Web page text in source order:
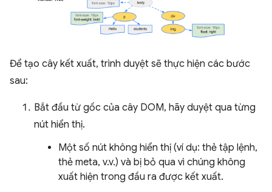
Để tạo cây kết xuất, trình duyệt sẽ thực hiện các bước
sau:
Bắt đầu từ gốc của cây DOM, hãy duyệt qua từng
nút hiển thị.
Một số nút không hiển thị (ví dụ: thẻ tập lệnh,
thẻ meta, v.v.) và bị bỏ qua vì chúng không
xuất hiện trong đầu ra được kết xuất.